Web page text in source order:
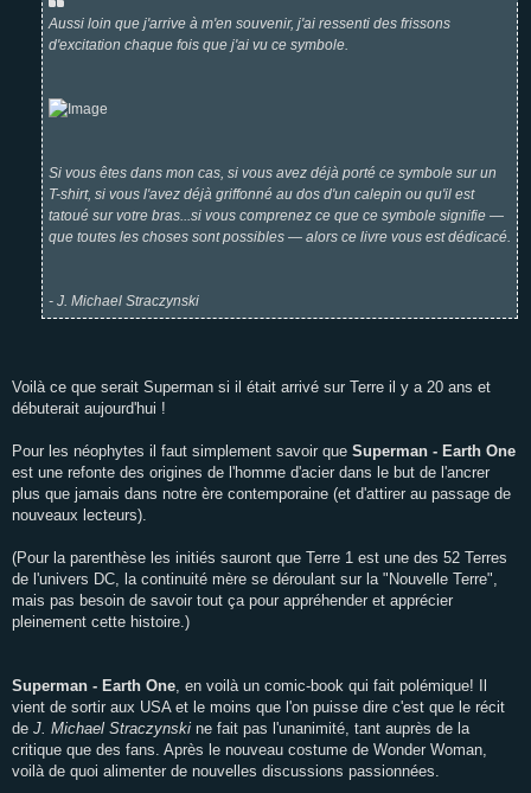
Aussi loin que j'arrive à m'en souvenir, j'ai ressenti des frissons
d'excitation chaque fois que j'ai vu ce symbole.
Si vous êtes dans mon cas, si vous avez déjà porté ce symbole sur un
T-shirt, si vous l'avez déjà griffonné au dos d'un calepin ou qu'il est
tatoué sur votre bras...si vous comprenez ce que ce symbole signifie —
que toutes les choses sont possibles — alors ce livre vous est dédicacé.
- J. Michael Straczynski
Voilà ce que serait Superman si il était arrivé sur Terre il y a 20 ans et
débuterait aujourd'hui !
Pour les néophytes il faut simplement savoir que Superman - Earth One
est une refonte des origines de l'homme d'acier dans le but de l'ancrer
plus que jamais dans notre ère contemporaine (et d'attirer au passage de
nouveaux lecteurs).
(Pour la parenthèse les initiés sauront que Terre 1 est une des 52 Terres
de l'univers DC, la continuité mère se déroulant sur la "Nouvelle Terre",
mais pas besoin de savoir tout ça pour appréhender et apprécier
pleinement cette histoire.)
Superman - Earth One , en voilà un comic-book qui fait polémique! Il
vient de sortir aux USA et le moins que l'on puisse dire c'est que le récit
de J. Michael Straczynski ne fait pas l'unanimité, tant auprès de la
critique que des fans. Après le nouveau costume de Wonder Woman,
voilà de quoi alimenter de nouvelles discussions passionnées.